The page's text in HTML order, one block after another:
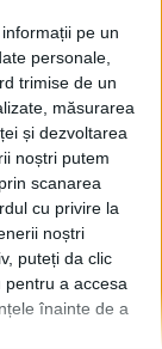
pe un
personale,
trimise de un
măsurarea
și dezvoltarea
noștri putem
scanarea
cu privire la
noștri
puteți da clic
a accesa
înainte de a
loc
în vigoare
un lucru
că,
afaceri se
spun
totuși, că
remediere